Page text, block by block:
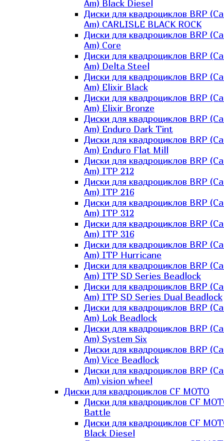
Am) Black Diesel
Диски для квадроциклов BRP
Am) CARLISLE BLACK ROCK
Диски для квадроциклов BRP
Am) Core
Диски для квадроциклов BRP
Am) Delta Steel
Диски для квадроциклов BRP
Am) Elixir Black
Диски для квадроциклов BRP
Am) Elixir Bronze
Диски для квадроциклов BRP
Am) Enduro Dark Tint
Диски для квадроциклов BRP
Am) Enduro Flat Mill
Диски для квадроциклов BRP
Am) ITP 212
Диски для квадроциклов BRP
Am) ITP 216
Диски для квадроциклов BRP
Am) ITP 312
Диски для квадроциклов BRP
Am) ITP 316
Диски для квадроциклов BRP
Am) ITP Hurricane
Диски для квадроциклов BRP
Am) ITP SD Series Beadlock
Диски для квадроциклов BRP
Am) ITP SD Series Dual Beadlock
Диски для квадроциклов BRP
Am) Lok Beadlock
Диски для квадроциклов BRP
Am) System Six
Диски для квадроциклов BRP
Am) Vice Beadlock
Диски для квадроциклов BRP
Am) vision wheel
Диски для квадроциклов CF MOTO
Диски для квадроциклов CF
Battle
Диски для квадроциклов CF
Black Diesel